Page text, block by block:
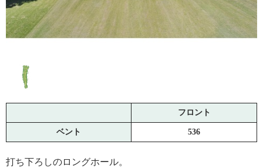
フロント
ベント 536
打ち下ろしのロングホール。